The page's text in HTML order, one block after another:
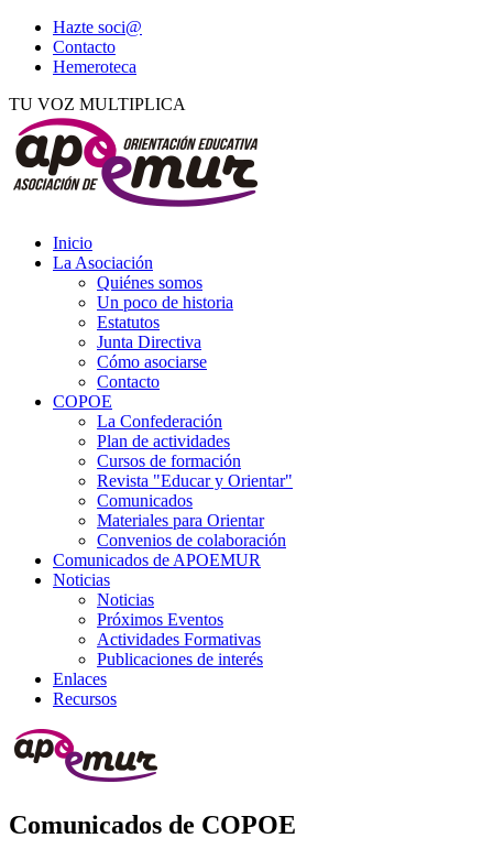
Hazte soci@
Contacto
Hemeroteca
TU VOZ MULTIPLICA
Inicio
La Asociación
Quiénes somos
Un poco de historia
Estatutos
Junta Directiva
Cómo asociarse
Contacto
COPOE
La Confederación
Plan de actividades
Cursos de formación
Revista "Educar y Orientar"
Comunicados
Materiales para Orientar
Convenios de colaboración
Comunicados de APOEMUR
Noticias
Noticias
Próximos Eventos
Actividades Formativas
Publicaciones de interés
Enlaces
Recursos
Comunicados de COPOE